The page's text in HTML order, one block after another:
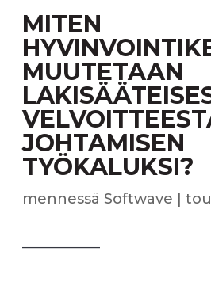
MITEN
MUUTETAAN
JOHTAMISEN
TYÖKALUKSI?
mennessä Softwave |
——————–